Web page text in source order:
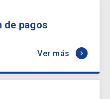
de pagos
Ver más keyboard_arrow_right